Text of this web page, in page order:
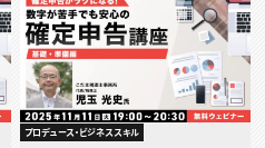
講座
プロデュース・ビジネススキル